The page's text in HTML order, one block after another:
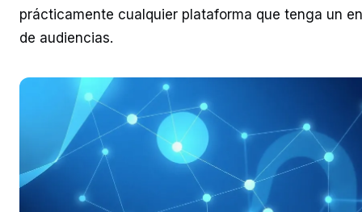
prácticamente cualquier plataforma que tenga un
de audiencias.